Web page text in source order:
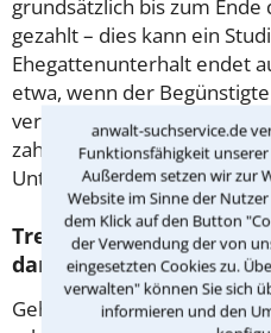
anwalt-suchservice.de
Funktionsfähigkeit
Außerdem setzen wir zur
Website im Sinne der
dem Klick auf den Button
der Verwendung der von
eingesetzten Cookies zu.
verwalten" können Sie sich
informieren und den
grundsätzlich bis zum
gezahlt – dies kann ein
Ehegattenunterhalt endet
etwa, wenn der
verfestigten Beziehung
zahlen müssen, erklärt
Unterhaltsrecht in
Trennungsunterhalt –
darunter?
Gehen Ehepartner